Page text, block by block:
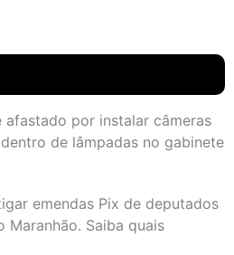
afastado por instalar câmeras
de lâmpadas no gabinete
emendas Pix de deputados
Maranhão. Saiba quais